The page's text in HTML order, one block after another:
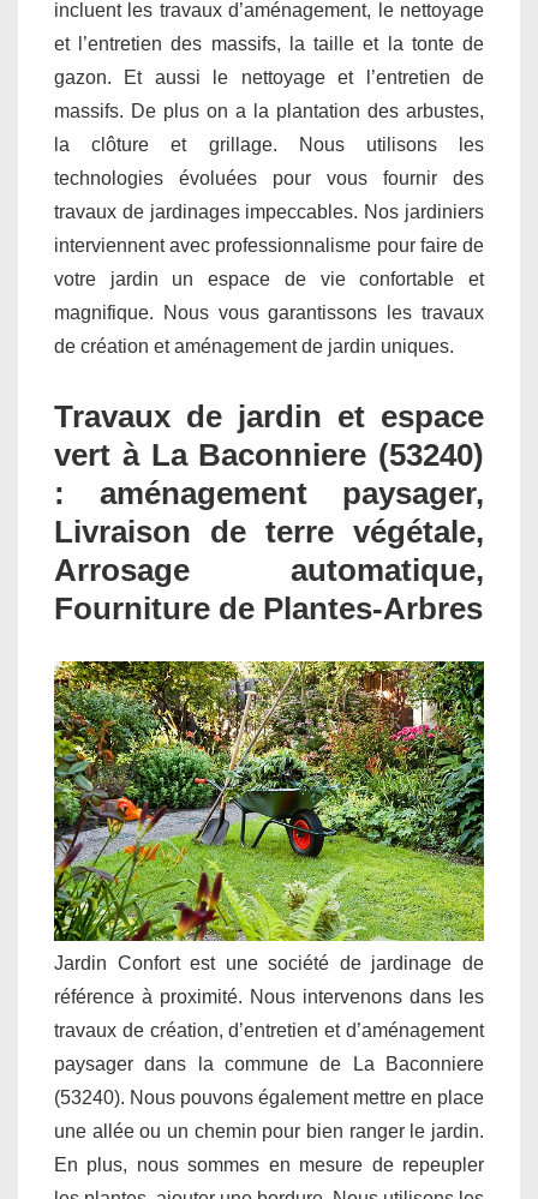
incluent les travaux d’aménagement, le nettoyage
et l’entretien des massifs, la taille et la tonte de
gazon. Et aussi le nettoyage et l’entretien de
massifs. De plus on a la plantation des arbustes,
la clôture et grillage. Nous utilisons les
technologies évoluées pour vous fournir des
travaux de jardinages impeccables. Nos jardiniers
interviennent avec professionnalisme pour faire de
votre jardin un espace de vie confortable et
magnifique. Nous vous garantissons les travaux
de création et aménagement de jardin uniques.
Travaux de jardin et espace
vert à La Baconniere (53240)
: aménagement paysager,
Livraison de terre végétale,
Arrosage automatique,
Fourniture de Plantes-Arbres
Jardin Confort est une société de jardinage de
référence à proximité. Nous intervenons dans les
travaux de création, d’entretien et d’aménagement
paysager dans la commune de La Baconniere
(53240). Nous pouvons également mettre en place
une allée ou un chemin pour bien ranger le jardin.
En plus, nous sommes en mesure de repeupler